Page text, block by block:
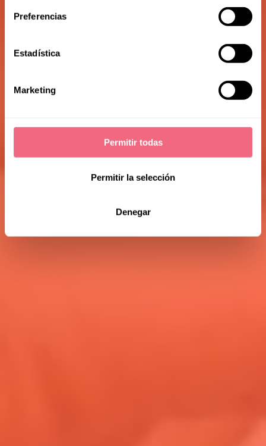
Preferencias
Estadística
Marketing
Permitir todas
Permitir la selección
Denegar